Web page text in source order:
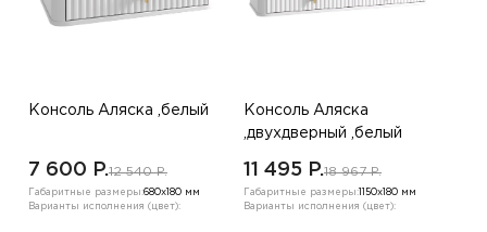
Консоль Аляска ,белый
7 600 P.12 540 P.
Габаритные размеры:680х180 мм
Варианты исполнения (цвет):
Консоль Аляска
,двухдверный ,белый
11 495 P.18 967 P.
Габаритные размеры: 1150х180 мм
Варианты исполнения (цвет):